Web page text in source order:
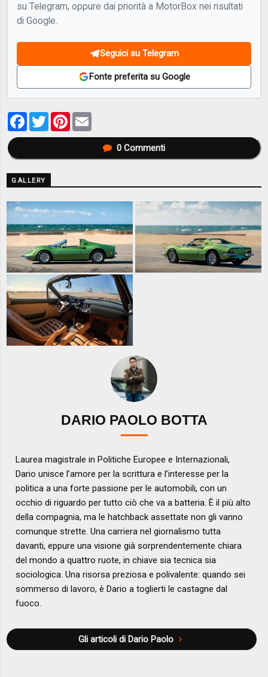
su Telegram, oppure dai priorità a MotorBox nei risultati
di Google.
Seguici su Telegram
Fonte preferita su Google
Facebook
TwitterPinterest
0Commenti
GALLERY
DARIO PAOLO BOTTA
Laurea magistrale in Politiche Europee e Internazionali,
Dario unisce l’amore per la scrittura e l’interesse per la
politica a una forte passione per le automobili, con un
occhio di riguardo per tutto ciò che va a batteria. È il più alto
della compagnia, ma le hatchback assettate non gli vanno
comunque strette. Una carriera nel giornalismo tutta
davanti, eppure una visione già sorprendentemente chiara
del mondo a quattro ruote, in chiave sia tecnica sia
sociologica. Una risorsa preziosa e polivalente: quando sei
sommerso di lavoro, è Dario a toglierti le castagne dal
fuoco.
Gli articoli di Dario Paolo